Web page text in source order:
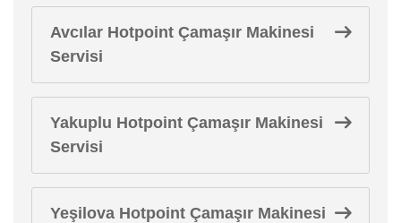
Avcılar Hotpoint Çamaşır Makinesi
Servisi
Yakuplu Hotpoint Çamaşır Makinesi
Servisi
Yeşilova Hotpoint Çamaşır Makinesi